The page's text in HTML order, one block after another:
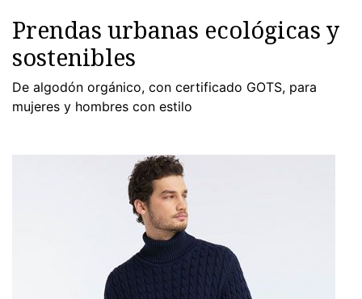
Prendas urbanas ecológicas y
sostenibles
De algodón orgánico, con certificado GOTS, para
mujeres y hombres con estilo